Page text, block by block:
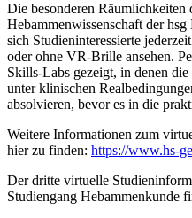
Die besonderen Räumlichkeiten
Hebammenwissenschaft der
sich Studieninteressierte
oder ohne VR-Brille ansehen.
Skills-Labs gezeigt, in denen
unter klinischen
absolvieren, bevor es in die
Weitere Informationen zum
hier zu finden: https://www.hs-
Der dritte virtuelle
Studiengang Hebammenkunde